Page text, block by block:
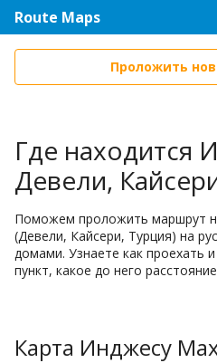
Route Maps
Проложить
Где находится
Девели,
Поможем проложить маршрут
(Девели, Кайсери, Турция) на
домами. Узнаете как проехать
пункт, какое до него
Карта Инджесу